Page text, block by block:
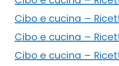
Cibo e cucina –
Cibo e cucina –
Cibo e cucina –